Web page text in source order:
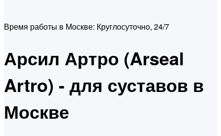
Время работы в Москве: Круглосуточно, 24/7
Арсил Артро (Arseal
Artro) - для суставов в
Москве